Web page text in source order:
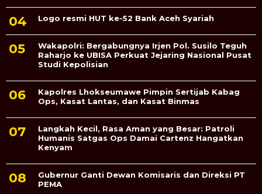
Logo resmi HUT ke-52 Bank Aceh Syariah
Wakapolri: Bergabungnya Irjen Pol. Susilo Teguh
Raharjo ke UBISA Perkuat Jejaring Nasional Pusat
Studi Kepolisian
Kapolres Lhokseumawe Pimpin Sertijab Kabag
Ops, Kasat Lantas, dan Kasat Binmas
Langkah Kecil, Rasa Aman yang Besar: Patroli
Humanis Satgas Ops Damai Cartenz Hangatkan
Kenyam
Gubernur Ganti Dewan Komisaris dan Direksi PT
PEMA